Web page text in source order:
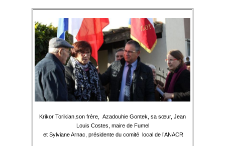
Krikor Torikian,son frère, Azadouhie Gontek, sa sœur, Jean
Louis Costes, maire de Fumel
et Sylviane Arnac, présidente du comité local de l’ANACR